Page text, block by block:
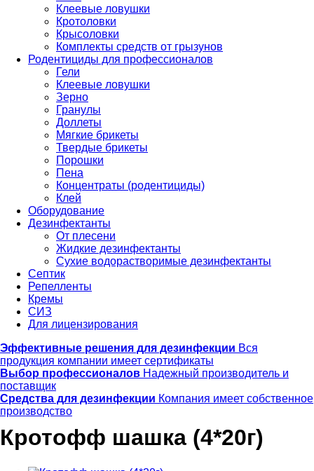
Клеевые ловушки
Кротоловки
Крысоловки
Комплекты средств от грызунов
Родентициды для профессионалов
Гели
Клеевые ловушки
Зерно
Гранулы
Доллеты
Мягкие брикеты
Твердые брикеты
Порошки
Пена
Концентраты (родентициды)
Клей
Оборудование
Дезинфектанты
От плесени
Жидкие дезинфектанты
Сухие водорастворимые дезинфектанты
Септик
Репелленты
Кремы
СИЗ
Для лицензирования
Эффективные решения для дезинфекции Вся
продукция компании имеет сертификаты
Выбор профессионалов Надежный производитель и
поставщик
Средства для дезинфекции Компания имеет собственное
производство
Кротофф шашка (4*20г)